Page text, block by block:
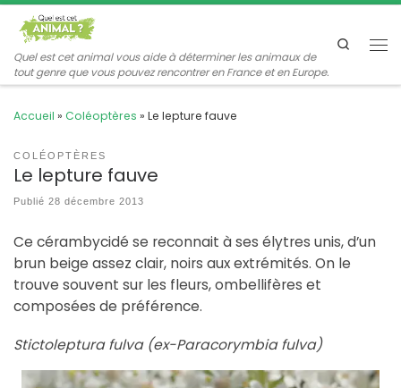
Passer au contenu
Quel est cet animal vous aide à déterminer les animaux de
tout genre que vous pouvez rencontrer en France et en Europe.
Search
Accueil » Coléoptères » Le lepture fauve
COLÉOPTÈRES
Le lepture fauve
Publié 28 décembre 2013
Ce cérambycidé se reconnait à ses élytres unis, d’un
brun beige assez clair, noirs aux extrémités. On le
trouve souvent sur les fleurs, ombellifères et
composées de préférence.
Stictoleptura fulva (ex-Paracorymbia fulva)